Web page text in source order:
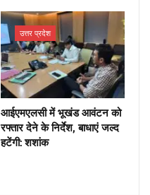
उत्तर प्रदेश
आईएमएलसी में भूखंड आवंटन को
रफ्तार देने के निर्देश, बाधाएं जल्द
हटेंगी: शशांक